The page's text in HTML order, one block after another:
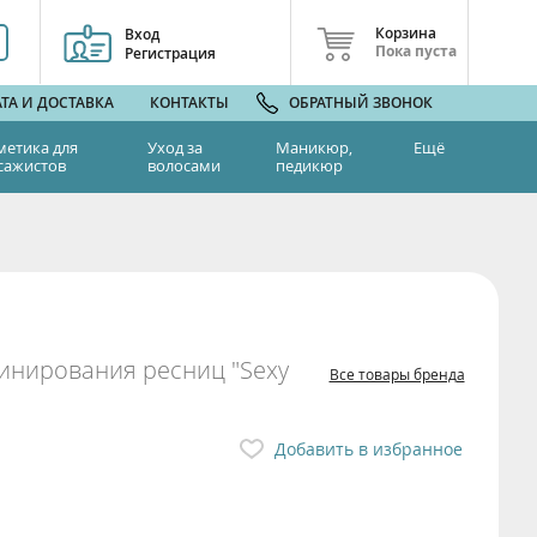
Вход
Регистрация
Корзина
Пока пуста
И ДОСТАВКА КОНТАКТЫ ОБРАТНЫЙ ЗВОНОК
для
Уход за
волосами
Маникюр,
педикюр
Ещё
ресниц "Sexy Все товары бренда
Добавить в избранное